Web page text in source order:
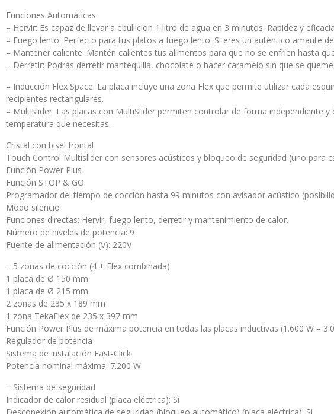
Funciones Automáticas
– Hervir: Es capaz de llevar a ebullicion 1 litro de agua en 3 minutos. Rapidez y
– Fuego lento: Perfecto para tus platos a fuego lento. Si eres un auténtico amante
– Mantener caliente: Mantén calientes tus alimentos para que no se enfrien hasta
– Derretir: Podrás derretir mantequilla, chocolate o hacer caramelo sin que se
– Inducción Flex Space: La placa incluye una zona Flex que permite utilizar cada
recipientes rectangulares.
– Multislider: Las placas con MultiSlider permiten controlar de forma independiente
temperatura que necesitas.
Cristal con bisel frontal
Touch Control Multislider con sensores acústicos y bloqueo de seguridad (uno para
Función Power Plus
Función STOP & GO
Programador del tiempo de cocción hasta 99 minutos con avisador acústico
Modo silencio
Funciones directas: Hervir, fuego lento, derretir y mantenimiento de calor.
Número de niveles de potencia: 9
Fuente de alimentación (V): 220V
– 5 zonas de cocción (4 + Flex combinada)
1 placa de Ø 150 mm
1 placa de Ø 215 mm
2 zonas de 235 x 189 mm
1 zona TekaFlex de 235 x 397 mm
Función Power Plus de máxima potencia en todas las placas inductivas (1.600 W –
Regulador de potencia
Sistema de instalación Fast-Click
Potencia nominal máxima: 7.200 W
– Sistema de seguridad
Indicador de calor residual (placa eléctrica): Sí